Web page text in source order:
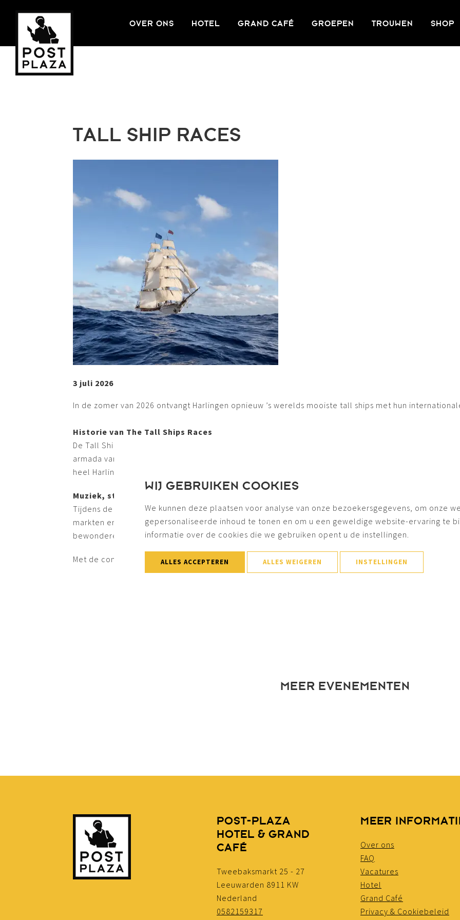
OVER ONS HOTEL GRAND CAFÉ GROEPEN TROUWEN SHOP
TALL SHIP RACES
3 juli 2026
In de zomer van 2026 ontvangt Harlingen opnieuw ’s werelds mooiste tall ships met hun
Historie van The Tall Ships Races
De Tall Ships Races zijn sinds 1956 een jaarlijks terugkerend evenement waaraan talrijke tall ships
armada van driemasters, matrozen op de kade, en de geur van getaande zeilen en touwen – tijdens
heel Harlingen gehuld in nautische sferen.
Muziek, straattheater en maritieme sfeer
Tijdens de Tall Ships Races bruist de binnenstad en de haven van activiteiten. Bezoekers kunnen
markten en foodtrucks verspreid door de stad. Langs de kades is volop gelegenheid om de
bewonderen en de bijzondere maritieme sfeer te beleven.
Met de combinatie van historische schepen, entertainment en gezellige drukte biedt Tall Ships
MEER EVENEMENTEN
POST-PLAZA
HOTEL & GRAND
CAFÉ
Tweebaksmarkt 25 - 27
Leeuwarden 8911 KW
Nederland
0582159317
MEER
Over ons
FAQ
Vacatures
Hotel
Grand Café
Privacy & Cookiebeleid
WIJ GEBRUIKEN COOKIES
We kunnen deze plaatsen voor analyse van onze bezoekersgegevens, om onze
gepersonaliseerde inhoud te tonen en om u een geweldige website-ervaring te
informatie over de cookies die we gebruiken opent u de instellingen.
ALLES ACCEPTEREN ALLES WEIGEREN INSTELLINGEN